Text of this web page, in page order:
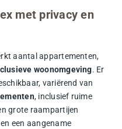
met privacy en
aantal appartementen,
woonomgeving. Er
variërend van
, inclusief ruime
grote raampartijen
een aangename